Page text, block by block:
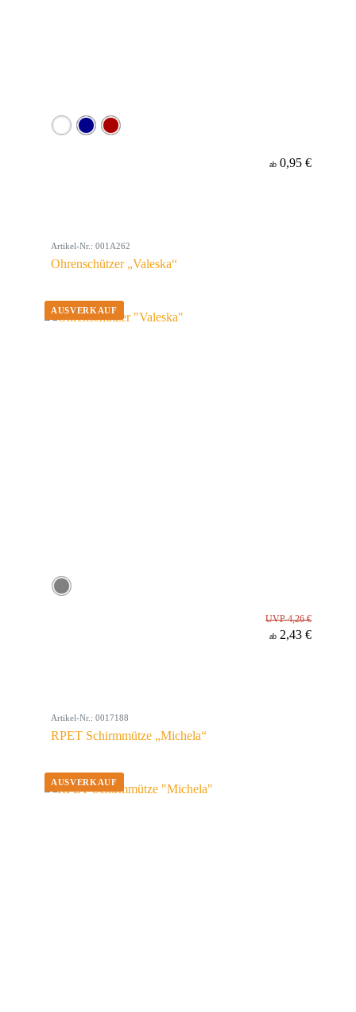
ab 0,95 €
Artikel-Nr.: 001A262
Ohrenschützer „Valeska“
UVP 4,26 €
ab 2,43 €
Artikel-Nr.: 0017188
RPET Schirmmütze „Michela“